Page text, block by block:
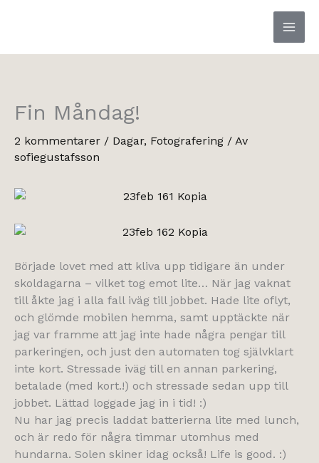
Fin Måndag!
2 kommentarer / Dagar, Fotografering / Av
sofiegustafsson
Började lovet med att kliva upp tidigare än under
skoldagarna – vilket tog emot lite… När jag vaknat
till åkte jag i alla fall iväg till jobbet. Hade lite oflyt,
och glömde mobilen hemma, samt upptäckte när
jag var framme att jag inte hade några pengar till
parkeringen, och just den automaten tog självklart
inte kort. Stressade iväg till en annan parkering,
betalade (med kort.!) och stressade sedan upp till
jobbet. Lättad loggade jag in i tid! :)
Nu har jag precis laddat batterierna lite med lunch,
och är redo för några timmar utomhus med
hundarna. Solen skiner idag också! Life is good. :)